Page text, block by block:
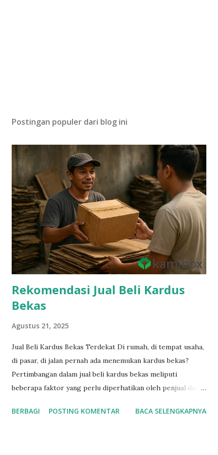
Postingan populer dari blog ini
Rekomendasi Jual Beli Kardus
Bekas
Agustus 21, 2025
Jual Beli Kardus Bekas Terdekat Di rumah, di tempat usaha,
di pasar, di jalan pernah ada menemukan kardus bekas?
Pertimbangan dalam jual beli kardus bekas meliputi
beberapa faktor yang perlu diperhatikan oleh penjual dan
Pertimbangan untuk Penjual Kualitas Kardus : Pastikan
BERBAGI POSTING KOMENTAR BACA SELENGKAPNYA